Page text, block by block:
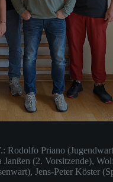
Rodolfo Priano
(2. Vorsitzende),
Jens-Peter Köster